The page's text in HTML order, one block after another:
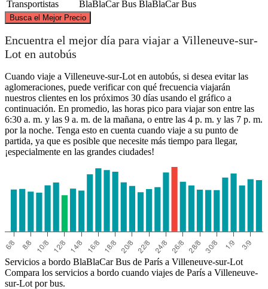
Transportistas
BlaBlaCar Bus BlaBlaCar Bus
Busca el Mejor Precio
Villeneuve-sur-Lot
©CARTO, ©OpenStreetMap
Encuentra el mejor día para viajar a Villeneuve-sur-
Lot en autobús
Cuando viaje a Villeneuve-sur-Lot en autobús, si desea evitar las
aglomeraciones, puede verificar con qué frecuencia viajarán
nuestros clientes en los próximos 30 días usando el gráfico a
continuación. En promedio, las horas pico para viajar son entre las
6:30 a. m. y las 9 a. m. de la mañana, o entre las 4 p. m. y las 7 p. m.
por la noche. Tenga esto en cuenta cuando viaje a su punto de
partida, ya que es posible que necesite más tiempo para llegar,
¡especialmente en las grandes ciudades!
Servicios a bordo BlaBlaCar Bus de París a Villeneuve-sur-Lot
Compara los servicios a bordo cuando viajes de París a Villeneuve-
sur-Lot por bus.